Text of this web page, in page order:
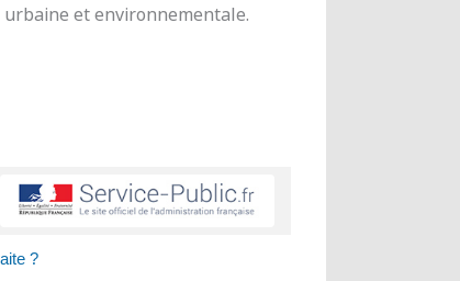
urbaine et environnementale.
?